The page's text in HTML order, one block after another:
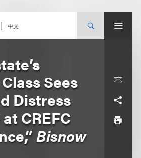
中文
Sees
Distress
CREFC
Bisnow